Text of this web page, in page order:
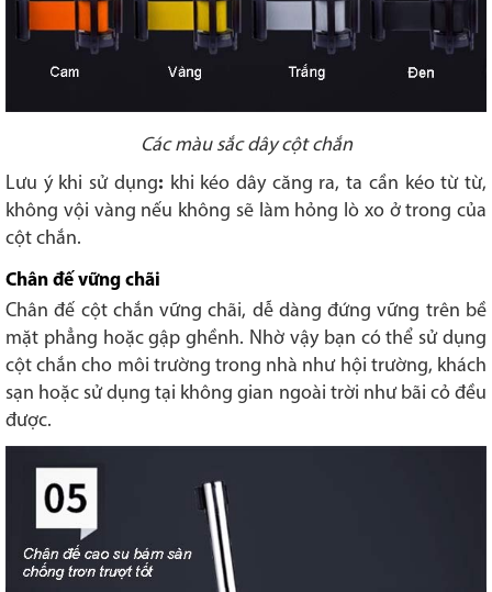
Các màu sắc dây cột chắn
Lưu ý khi sử dụng: khi kéo dây căng ra, ta cần kéo từ từ,
không vội vàng nếu không sẽ làm hỏng lò xo ở trong của
cột chắn.
Chân đế vững chãi
Chân đế cột chắn vững chãi, dễ dàng đứng vững trên bề
mặt phẳng hoặc gập ghềnh. Nhờ vậy bạn có thể sử dụng
cột chắn cho môi trường trong nhà như hội trường, khách
sạn hoặc sử dụng tại không gian ngoài trời như bãi cỏ đều
được.